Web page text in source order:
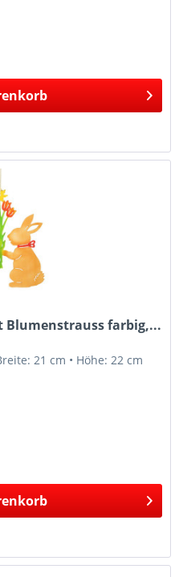
Blumenstrauss farbig,...
21 cm • Höhe: 22 cm